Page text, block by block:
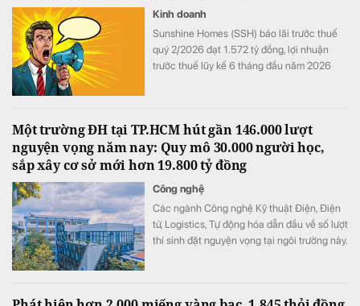
Kinh doanh
Sunshine Homes (SSH) báo lãi trước thuế
quý 2/2026 đạt 1.572 tỷ đồng, lợi nhuận
trước thuế lũy kế 6 tháng đầu năm 2026
Một trường ĐH tại TP.HCM hút gần 146.000 lượt
nguyện vọng năm nay: Quy mô 30.000 người học,
sắp xây cơ sở mới hơn 19.800 tỷ đồng
Công nghệ
Các ngành Công nghệ Kỹ thuật Điện, Điện
tử, Logistics, Tự động hóa dẫn đầu về số lượt
thí sinh đặt nguyện vọng tại ngôi trường này.